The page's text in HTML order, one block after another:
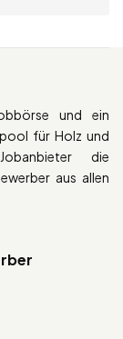
und ein
für Holz und
die
aus allen